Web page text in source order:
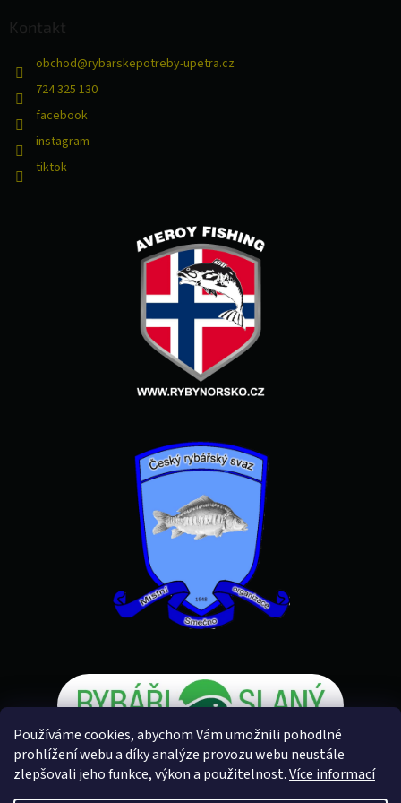
Používáme cookies, abychom Vám umožnili pohodlné
prohlížení webu a díky analýze provozu webu neustále
zlepšovali jeho funkce, výkon a použitelnost.Více informací
Kontakt
obchod@rybarskepotreby-upetra.cz
724 325 130
facebook
instagram
tiktok